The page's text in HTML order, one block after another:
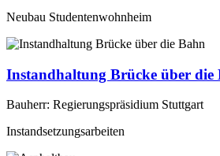
Neubau Studentenwohnheim
Instandhaltung Brücke über die
Bauherr: Regierungspräsidium Stuttgart
Instandsetzungsarbeiten